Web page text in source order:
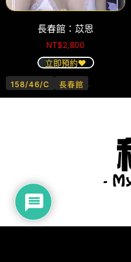
長春館：苡恩
NT$2,800
立即預約❤️
158/46/C 長春館 .